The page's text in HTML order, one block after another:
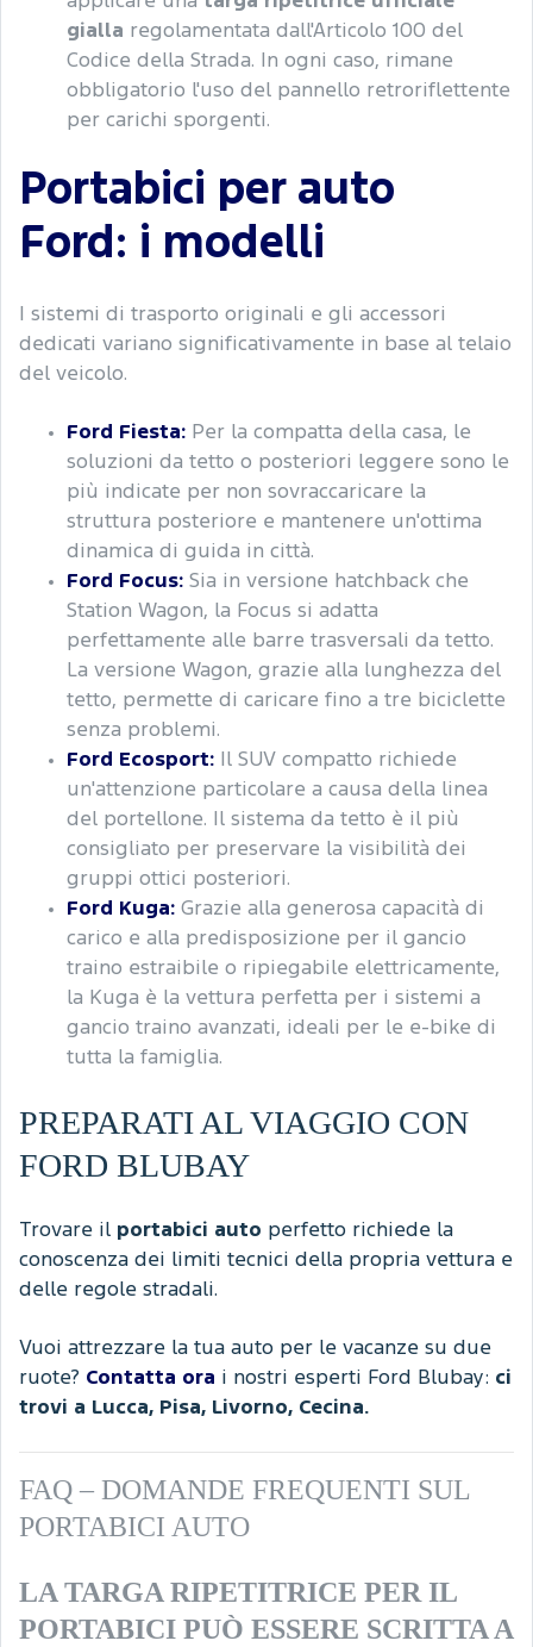
gialla regolamentata dall'Articolo 100 del
Codice della Strada. In ogni caso, rimane
obbligatorio l'uso del pannello retroriflettente
per carichi sporgenti.
Portabici per auto
Ford: i modelli
I sistemi di trasporto originali e gli accessori
dedicati variano significativamente in base al telaio
del veicolo.
Ford Fiesta: Per la compatta della casa, le
soluzioni da tetto o posteriori leggere sono le
più indicate per non sovraccaricare la
struttura posteriore e mantenere un'ottima
dinamica di guida in città.
Ford Focus: Sia in versione hatchback che
Station Wagon, la Focus si adatta
perfettamente alle barre trasversali da tetto.
La versione Wagon, grazie alla lunghezza del
tetto, permette di caricare fino a tre biciclette
senza problemi.
Ford Ecosport:
Il SUV compatto richiede
un'attenzione particolare a causa della linea
del portellone. Il sistema da tetto è il più
consigliato per preservare la visibilità dei
gruppi ottici posteriori.
Ford Kuga: Grazie alla generosa capacità di
carico e alla predisposizione per il gancio
traino estraibile o ripiegabile elettricamente,
la Kuga è la vettura perfetta per i sistemi a
gancio traino avanzati, ideali per le e-bike di
tutta la famiglia.
PREPARATI AL VIAGGIO CON
FORD BLUBAY
Trovare il portabici auto perfetto richiede la
conoscenza dei limiti tecnici della propria vettura e
delle regole stradali.
Vuoi attrezzare la tua auto per le vacanze su due
ruote? Contatta ora i nostri esperti Ford Blubay: ci
trovi a Lucca, Pisa, Livorno, Cecina.
FAQ – DOMANDE FREQUENTI SUL
PORTABICI AUTO
LA TARGA RIPETITRICE PER IL
PORTABICI PUÒ ESSERE SCRITTA A